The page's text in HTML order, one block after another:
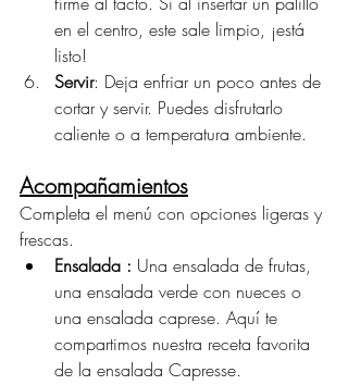
en el centro, este sale limpio, ¡está
listo!
Servir: Deja enfriar un poco antes de
cortar y servir. Puedes disfrutarlo
caliente o a temperatura ambiente.
Acompañamientos
Completa el menú con opciones ligeras y
frescas.
Ensalada : Una ensalada de frutas,
una ensalada verde con nueces o
una ensalada caprese. Aquí te
compartimos nuestra receta favorita
de la ensalada Capresse.